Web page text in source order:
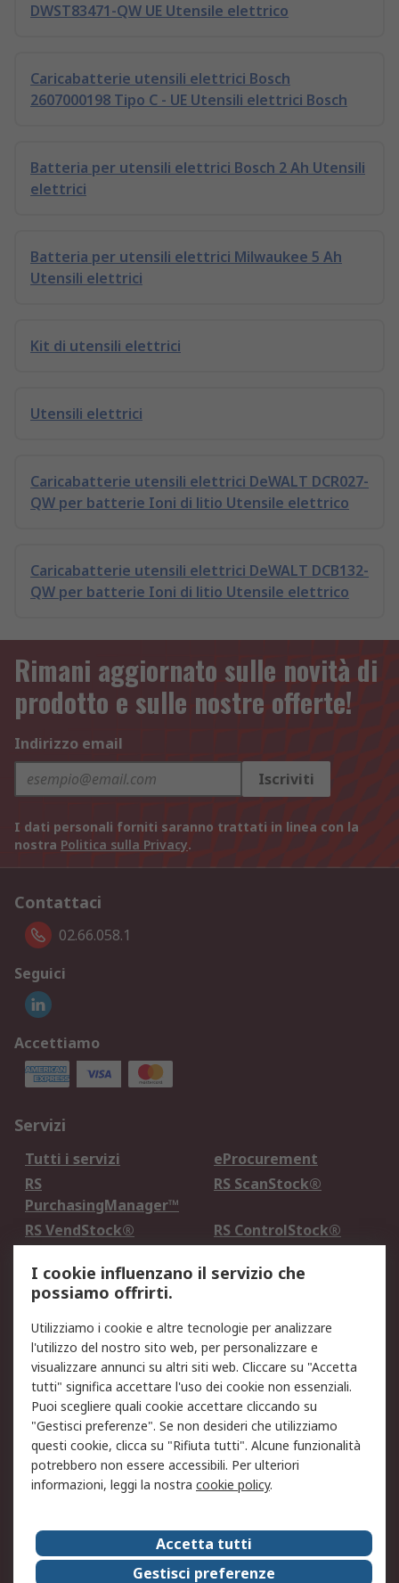
DWST83471-QW UE Utensile elettrico
Caricabatterie utensili elettrici Bosch
2607000198 Tipo C - UE Utensili elettrici Bosch
Batteria per utensili elettrici Bosch 2 Ah Utensili
elettrici
Batteria per utensili elettrici Milwaukee 5 Ah
Utensili elettrici
Kit di utensili elettrici
Utensili elettrici
Caricabatterie utensili elettrici DeWALT DCR027-
QW per batterie Ioni di litio Utensile elettrico
Caricabatterie utensili elettrici DeWALT DCB132-
QW per batterie Ioni di litio Utensile elettrico
Rimani aggiornato sulle novità di
prodotto e sulle nostre offerte!
Indirizzo email
Iscriviti
I dati personali forniti saranno trattati in linea con la
nostra Politica sulla Privacy.
Contattaci
02.66.058.1
Seguici
Accettiamo
Servizi
Tutti i servizi
eProcurement
RS
PurchasingManager™
RS ScanStock®
RS VendStock®
RS ControlStock®
Legale
Informativa Cookie
Informativa Privacy -
Aggiornata
Email Security
Termini d'uso
Condizioni di vendita
Condizioni generali di
servizio
Etica e responsabilità
Chi Siamo
Chi Siamo
Contattaci
Supporto
ESG
I cookie influenzano il servizio che
possiamo offrirti.
Utilizziamo i cookie e altre tecnologie per analizzare
l'utilizzo del nostro sito web, per personalizzare e
visualizzare annunci su altri siti web. Cliccare su "Accetta
tutti" significa accettare l'uso dei cookie non essenziali.
Puoi scegliere quali cookie accettare cliccando su
"Gestisci preferenze". Se non desideri che utilizziamo
questi cookie, clicca su "Rifiuta tutti". Alcune funzionalità
potrebbero non essere accessibili. Per ulteriori
informazioni, leggi la nostra cookie policy.
Accetta tutti
Gestisci preferenze